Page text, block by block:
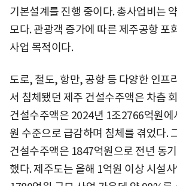
기본설계를 진행 중이다. 총사업비는
모다. 관광객 증가에 따른 제주공항 포
사업 목적이다.
도로, 철도, 항만, 공항 등 다양한 인프
서 침체됐던 제주 건설수주액은 차츰
건설수주액은 2024년 1조2766억원에
원 수준으로 급감하며 침체를 겪었다.
건설수주액은 1847억원으로 전년 동
했다. 제주도는 올해 1억원 이상 시설